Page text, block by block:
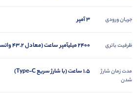
جریان ورودی 3 آمپر
ظرفیت باتری 2400 میلیآمپر ساعت (معادل 43.2 واتساعت)
مدت زمان شارژ
شدن
1.5 ساعت (با شارژ سریع Type-C)